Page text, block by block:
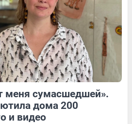
20 Обсудить
22 Обсудить
меня сумасшедшей».
дома 200
и видео